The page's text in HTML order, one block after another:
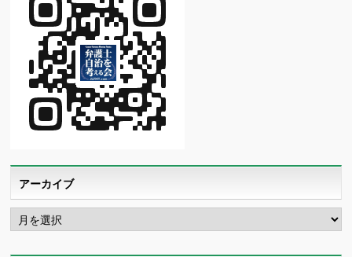
アーカイブ
ア
ー
カ